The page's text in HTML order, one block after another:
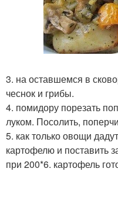
3. на оставшемся в
чеснок и грибы.
4. помидору порезать
луком. Посолить,
5. как только овощи
картофелю и поставить
при 200*6. картофель